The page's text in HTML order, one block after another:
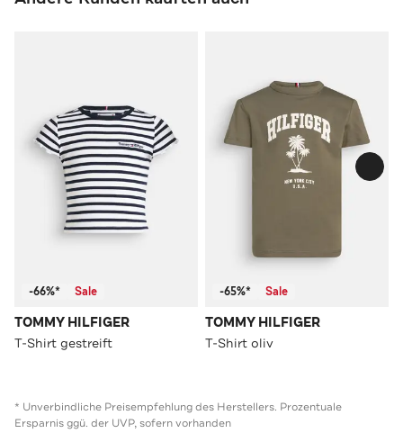
-66%* Sale
TOMMY HILFIGER
T-Shirt gestreift
-65%* Sale
TOMMY HILFIGER
T-Shirt oliv
* Unverbindliche Preisempfehlung des Herstellers. Prozentuale
Ersparnis ggü. der UVP, sofern vorhanden